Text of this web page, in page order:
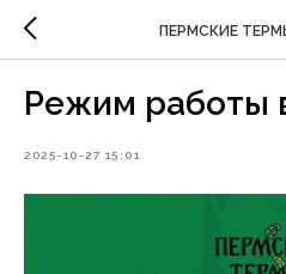
ПЕРМСКИЕ
Режим работы
2025-10-27 15:01